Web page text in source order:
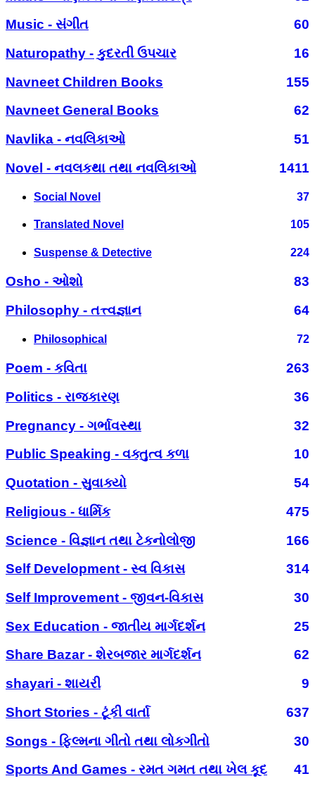
Music - સંગીત
60
Naturopathy - કુદરતી ઉપચાર
16
Navneet Children Books
155
Navneet General Books
62
Navlika - નવલિકાઓ
51
Novel - નવલકથા તથા નવલિકાઓ
1411
Social Novel 37
Translated Novel 105
Suspense & Detective 224
Osho - ઓશો
83
Philosophy - તત્ત્વજ્ઞાન
64
Philosophical 72
Poem - કવિતા
263
Politics - રાજકારણ
36
Pregnancy - ગર્ભાવસ્થા
32
Public Speaking - વક્તુત્વ કળા
10
Quotation - સુવાક્યો
54
Religious - ધાર્મિક
475
Science - વિજ્ઞાન તથા ટેકનોલોજી
166
Self Development - સ્વ વિકાસ
314
Self Improvement - જીવન-વિકાસ
30
Sex Education - જાતીય માર્ગદર્શન
25
Share Bazar - શેરબજાર માર્ગદર્શન
62
shayari - શાયરી
9
Short Stories - ટૂંકી વાર્તા
637
Songs - ફિલ્મના ગીતો તથા લોકગીતો
30
Sports And Games - રમત ગમત તથા ખેલ કૂદ
41